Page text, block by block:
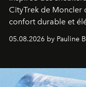
CityTrek de Moncler
confort durable et
accompagner les
05.08.2026 by Pauline